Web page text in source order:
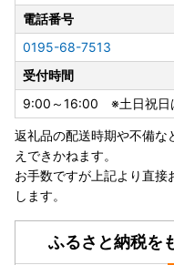
電話番号
0195-68-7513
受付時間
9:00～16:00 ※土日祝日
返礼品の配送時期や不備な
えできかねます。
お手数ですが上記より直接
します。
ふるさと納税を